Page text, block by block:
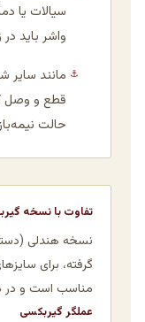
سیالات یا
واشر باید
⚓ مانند سایر
قطع و وصل
حالت
تفاوت با نسخه
نسخه هندلی
گرفته، برای
مناسب است و در
عملگر گیربکسی